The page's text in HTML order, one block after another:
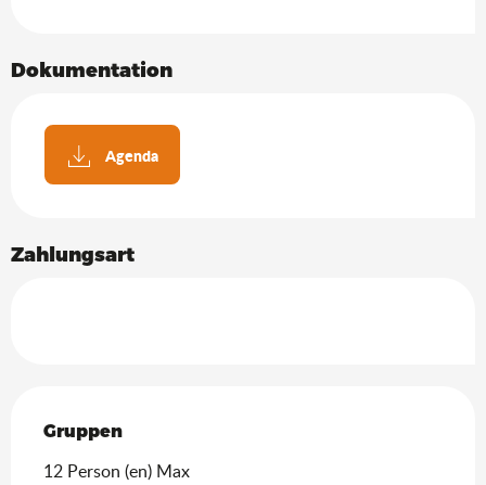
Dokumentation
Agenda
Zahlungsart
Gruppen
Gruppen
12 Person (en) Max